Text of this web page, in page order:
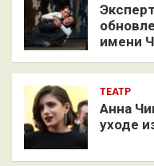
имени
ТЕАТР
Анна
уходе